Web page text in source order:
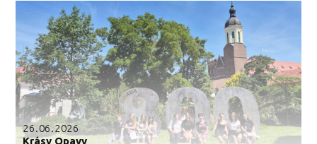
26.06.2026
Krásy Opavy